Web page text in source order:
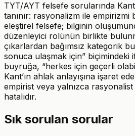
TYT/AYT felsefe sorularında
tanınır: rasyonalizm ile
eleştirel felsefe; bilginin
düzenleyici rolünün birlikte
çıkarlardan bağımsız kategorik
sonuca ulaşmak için” biçimindeki
buyruğa, “herkes için geçerli
Kant’ın ahlak anlayışına işaret
empirist veya yalnızca
hatalıdır.
Sık sorulan sorular